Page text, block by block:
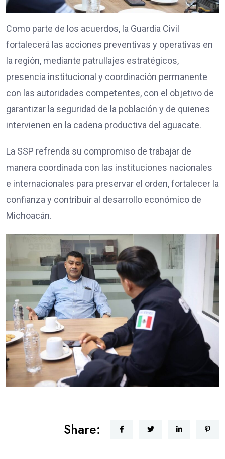
Como parte de los acuerdos, la Guardia Civil
fortalecerá las acciones preventivas y operativas en
la región, mediante patrullajes estratégicos,
presencia institucional y coordinación permanente
con las autoridades competentes, con el objetivo de
garantizar la seguridad de la población y de quienes
intervienen en la cadena productiva del aguacate.
La SSP refrenda su compromiso de trabajar de
manera coordinada con las instituciones nacionales
e internacionales para preservar el orden, fortalecer la
confianza y contribuir al desarrollo económico de
Michoacán.
Share: